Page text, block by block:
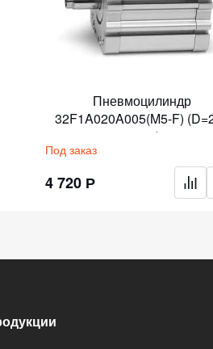
Пневмоцилиндр
32F1A020A005(M5-F)
ход 5)
Под заказ
4 720 Р